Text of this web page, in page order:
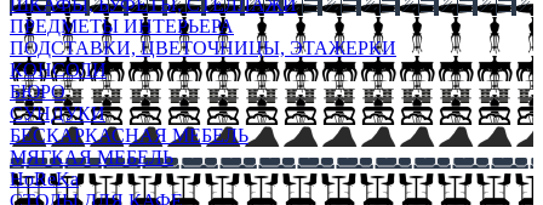
ШКАФЫ, БУФЕТЫ, СТЕЛЛАЖИ
ПРЕДМЕТЫ ИНТЕРЬЕРА
ПОДСТАВКИ, ЦВЕТОЧНИЦЫ, ЭТАЖЕРКИ
КОНСОЛИ
БЮРО
СУНДУКИ
БЕСКАРКАСНАЯ МЕБЕЛЬ
МЯГКАЯ МЕБЕЛЬ
HoReKa